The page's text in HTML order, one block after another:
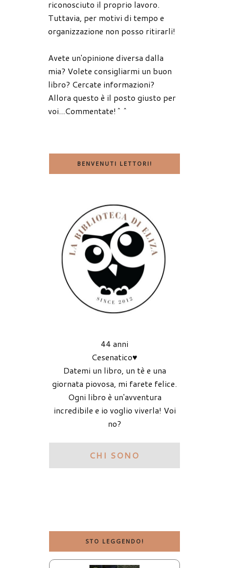
riconosciuto il proprio lavoro.
Tuttavia, per motivi di tempo e
organizzazione non posso ritirarli!
Avete un'opinione diversa dalla
mia? Volete consigliarmi un buon
libro? Cercate informazioni?
Allora questo è il posto giusto per
voi...Commentate!^^
BENVENUTI LETTORI!
44 anni
Cesenatico♥
Datemi un libro, un tè e una
giornata piovosa, mi farete felice.
Ogni libro è un'avventura
incredibile e io voglio viverla! Voi
no?
CHI SONO
STO LEGGENDO!